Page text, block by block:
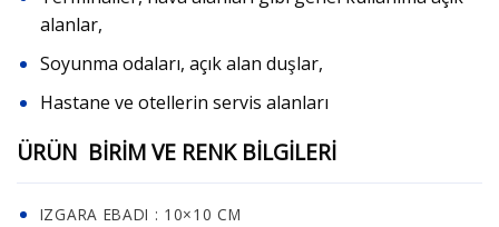
alanlar,
Soyunma odaları, açık alan duşlar,
Hastane ve otellerin servis alanları
ÜRÜN BİRİM VE RENK BİLGİLERİ
IZGARA EBADI : 10×10 CM